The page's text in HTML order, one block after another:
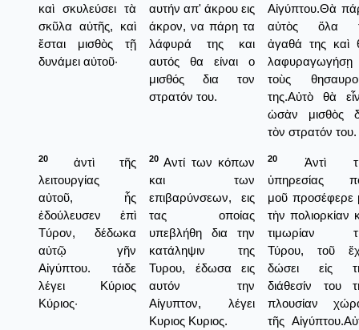
καὶ σκυλεύσει τὰ
σκῦλα αὐτῆς, καὶ
ἔσται μισθὸς τῇ
δυνάμει αὐτοῦ·
αυτήν απ' άκρου εις
άκρον, να πάρη τα
λάφυρά της και
αυτός θα είναι ο
μισθός δια τον
στρατόν του.
Αἰγύπτου.Θὰ
αὐτὸς ὅλα
ἀγαθά της καὶ
λαφυραγωγήσῃ
τοὺς
της.Αὐτὸ θὰ
ὡσὰν μισθὸς
τὸν στρατόν του.
20
ἀντὶ τῆς
λειτουργίας
αὐτοῦ, ἧς
ἐδούλευσεν ἐπὶ
Τύρον, δέδωκα
αὐτῷ γῆν
Αἰγύπτου. τάδε
λέγει Κύριος
Κύριος·
20 Αντί των κόπων
και των
επιβαρύνσεων, εις
τας οποίας
υπεβλήθη δια την
κατάληψιν της
Τυρου, έδωσα εις
αυτόν την
Αίγυπτον, λέγει
Κυριος Κυριος.
20
Ἀντὶ
ὑπηρεσίας
μοῦ προσέφερε
τὴν πολιορκίαν
τιμωρίαν
Τύρου, τοῦ
δώσει εἰς
διάθεσίν του
πλουσίαν
τῆς